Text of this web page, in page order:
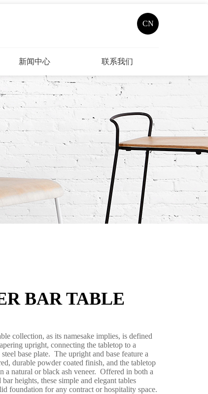
CN
新闻中心 联系我们
BAR TABLE
collection, as its namesake implies, is defined
upright, connecting the tabletop to a
base plate. The upright and base feature a
durable powder coated finish, and the tabletop
a natural or black ash veneer. Offered in both a
bar heights, these simple and elegant tables
foundation for any contract or hospitality space.